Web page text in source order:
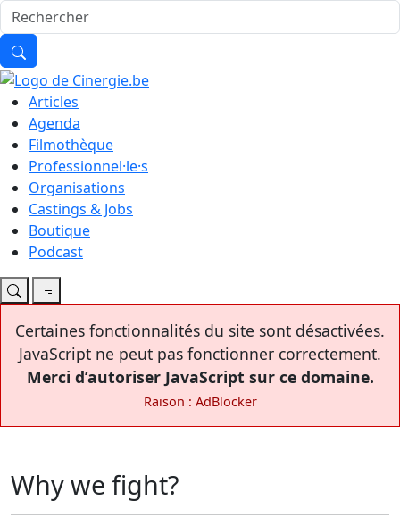
Articles
Agenda
Filmothèque
Professionnel·le·s
Organisations
Castings & Jobs
Boutique
Podcast
Certaines fonctionnalités du site sont désactivées.
JavaScript ne peut pas fonctionner correctement.
Merci d’autoriser JavaScript sur ce domaine.
Raison : AdBlocker
Why we fight?